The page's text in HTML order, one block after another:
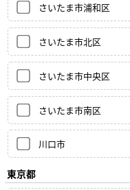
さいたま市浦和区
さいたま市北区
さいたま市中央区
さいたま市南区
川口市
東京都